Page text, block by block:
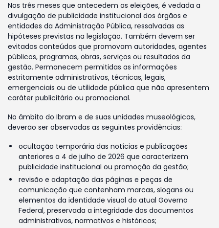
Nos três meses que antecedem as eleições, é vedada a
divulgação de publicidade institucional dos órgãos e
entidades da Administração Pública, ressalvadas as
hipóteses previstas na legislação. Também devem ser
evitados conteúdos que promovam autoridades, agentes
públicos, programas, obras, serviços ou resultados da
gestão. Permanecem permitidas as informações
estritamente administrativas, técnicas, legais,
emergenciais ou de utilidade pública que não apresentem
caráter publicitário ou promocional.
No âmbito do Ibram e de suas unidades museológicas,
deverão ser observadas as seguintes providências:
ocultação temporária das notícias e publicações
anteriores a 4 de julho de 2026 que caracterizem
publicidade institucional ou promoção da gestão;
revisão e adaptação das páginas e peças de
comunicação que contenham marcas, slogans ou
elementos da identidade visual do atual Governo
Federal, preservada a integridade dos documentos
administrativos, normativos e históricos;